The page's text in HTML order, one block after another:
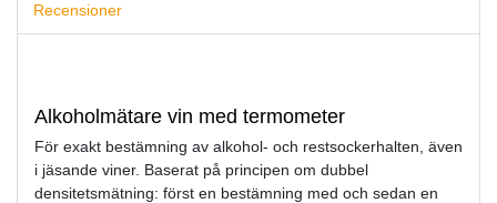
Recensioner
Alkoholmätare vin med termometer
För exakt bestämning av alkohol- och restsockerhalten, även
i jäsande viner. Baserat på principen om dubbel
densitetsmätning: först en bestämning med och sedan en